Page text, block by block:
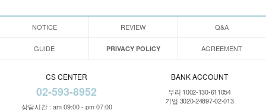
NOTICE REVIEW Q&A
GUIDE PRIVACY POLICY AGREEMENT
CS CENTER
02-593-8952
상담시간 : am 09:00 - pm 07:00
BANK ACCOUNT
우리 1002-130-611054
기업 3020-24897-02-013